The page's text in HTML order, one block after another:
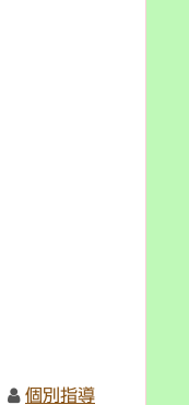
個別指導